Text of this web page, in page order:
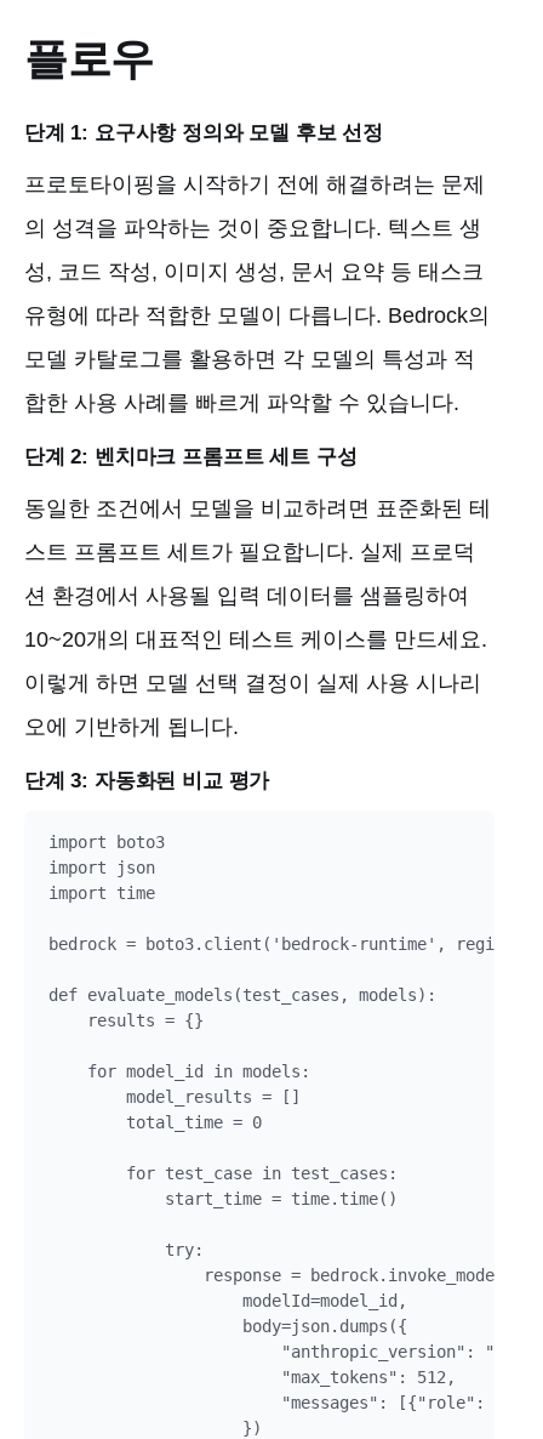
플로우
단계 1: 요구사항 정의와 모델 후보 선정
프로토타이핑을 시작하기 전에 해결하려는 문제
의 성격을 파악하는 것이 중요합니다. 텍스트 생
성, 코드 작성, 이미지 생성, 문서 요약 등 태스크
유형에 따라 적합한 모델이 다릅니다. Bedrock의
모델 카탈로그를 활용하면 각 모델의 특성과 적
합한 사용 사례를 빠르게 파악할 수 있습니다.
단계 2: 벤치마크 프롬프트 세트 구성
동일한 조건에서 모델을 비교하려면 표준화된 테
스트 프롬프트 세트가 필요합니다. 실제 프로덕
션 환경에서 사용될 입력 데이터를 샘플링하여
10~20개의 대표적인 테스트 케이스를 만드세요.
이렇게 하면 모델 선택 결정이 실제 사용 시나리
오에 기반하게 됩니다.
단계 3: 자동화된 비교 평가
import boto3
import json
import time
bedrock = boto3.client('bedrock-runtime',
def evaluate_models(test_cases, models):
    results = {}
    for model_id in models:
        model_results = []
        total_time = 0
        for test_case in test_cases:
            start_time = time.time()
            try:
                response = bedrock.invoke_model(
                    modelId=model_id,
                    body=json.dumps({
"anthropic_version":
                        "max_tokens": 512,
"messages": [{"role":
                    })